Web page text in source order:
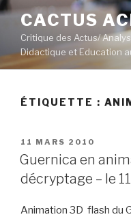
Aller
contenu
principal
CACTUS
Critique des Actus/
Didactique et Education
ÉTIQUETTE :
PUBLIÉ
LE
11 MARS 2010
Guernica en
décryptage – le
Animation 3D flash du